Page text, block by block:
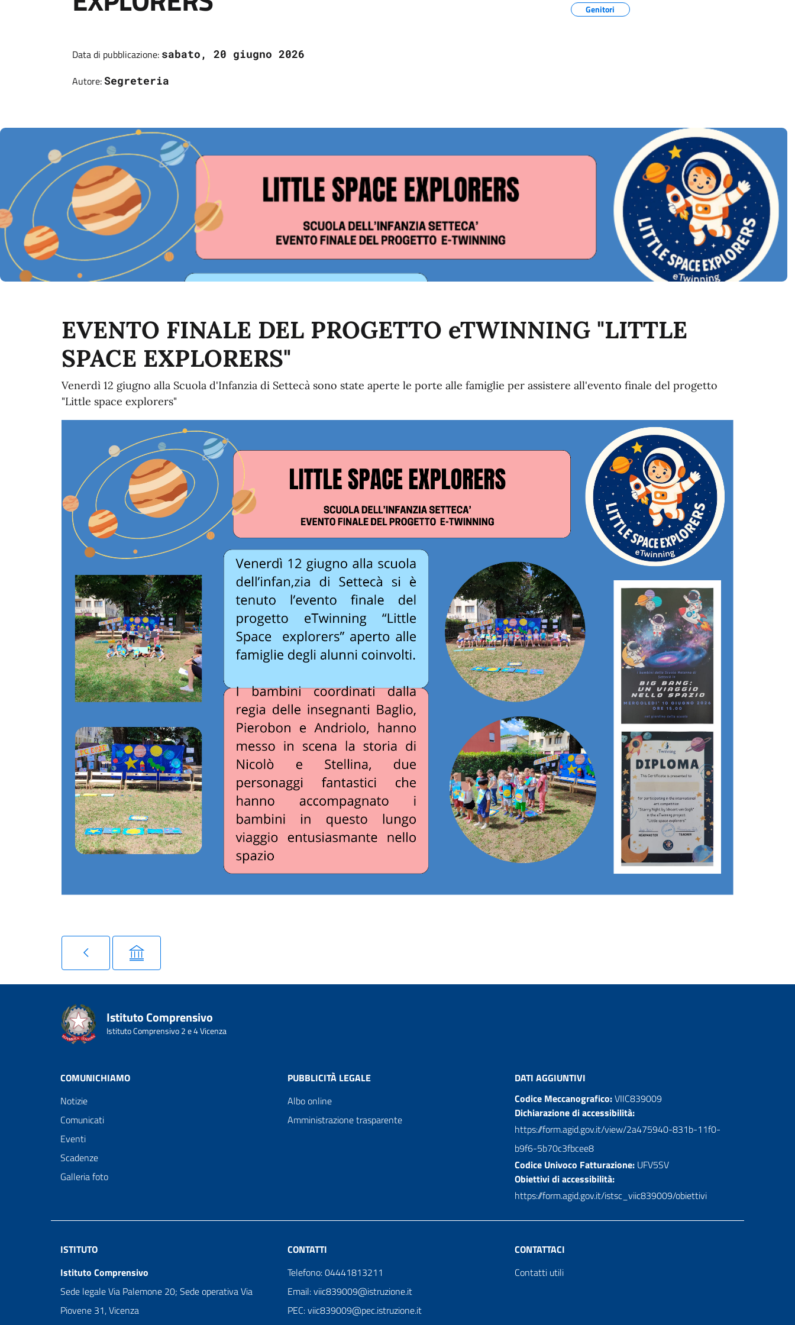
Data di pubblicazione: sabato, 20 giugno 2026
Autore:Segreteria
Genitori
EVENTO FINALE DEL PROGETTO eTWINNING "LITTLE
SPACE EXPLORERS"
Venerdì 12 giugno alla Scuola d'Infanzia di Settecà sono state aperte le porte alle famiglie per assistere all'evento finale del progetto
"Little space explorers"
Istituto Comprensivo
Istituto Comprensivo 2 e 4 Vicenza
COMUNICHIAMO
Notizie
Comunicati
Eventi
Scadenze
Galleria foto
PUBBLICITÀ LEGALE
Albo online
Amministrazione trasparente
DATI AGGIUNTIVI
Codice Meccanografico:VIIC839009
Dichiarazione di accessibilità:
https://form.agid.gov.it/view/2a475940-831b-11f0-
b9f6-5b70c3fbcee8
Codice Univoco Fatturazione: UFV5SV
Obiettivi di accessibilità:
https://form.agid.gov.it/istsc_viic839009/obiettivi
ISTITUTO
Istituto Comprensivo
Sede legale Via Palemone 20; Sede operativa Via
Piovene 31, Vicenza
CONTATTI
Telefono: 04441813211
Email: viic839009@istruzione.it
PEC: viic839009@pec.istruzione.it
CONTATTACI
Contatti utili